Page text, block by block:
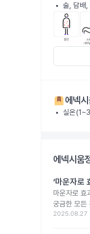
술, 담배,
에넥
실온
에넥시
‘마운자로
마운자로 효
궁금한 모든
2025.08.27